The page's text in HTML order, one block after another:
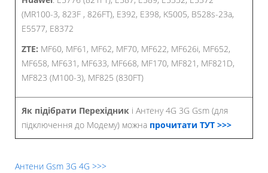
(MR100-3, 823F , 826FT), E392, E398, K5005, B528s-23a,
E5577, E8372
ZTE: MF60, MF61, MF62, MF70, MF622, MF626i, MF652,
MF658, MF631, MF633, MF668, MF170, MF821, MF821D,
MF823 (M100-3), MF825 (830FT)
Як підібрати Перехідник і Антену 4G 3G Gsm (для
підключення до Модему) можна прочитати ТУТ >>>
Антени Gsm 3G 4G >>>